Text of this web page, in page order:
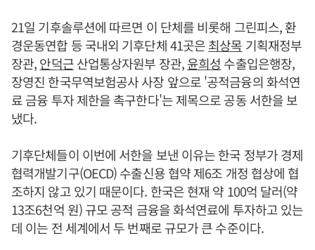
21일 기후솔루션에 따르면 이 단체를 비롯해 그린피스, 환
경운동연합 등 국내외 기후단체 41곳은최상목 기획재정부
장관,안덕근산업통상자원부 장관,윤희성 수출입은행장,
장영진 한국무역보험공사 사장 앞으로 '공적금융의 화석연
료 금융 투자 제한을 촉구한다'는 제목으로 공동 서한을 보
냈다.
기후단체들이 이번에 서한을 보낸 이유는 한국 정부가 경제
협력개발기구(OECD) 수출신용 협약 제6조 개정 협상에 협
조하지 않고 있기 때문이다. 한국은 현재 약 100억 달러(약
13조6천억 원) 규모 공적 금융을 화석연료에 투자하고 있는
데 이는 전 세계에서 두 번째로 규모가 큰 수준이다.